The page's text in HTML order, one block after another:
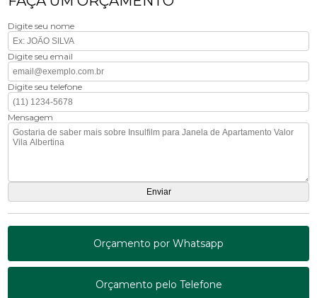
Digite seu nome
Digite seu email
Digite seu telefone
Mensagem
Orçamento por Whatsapp
Orçamento pelo Telefone